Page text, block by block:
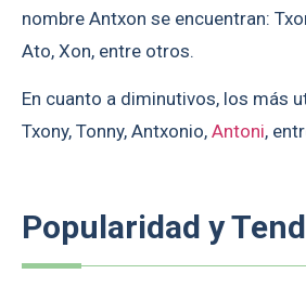
nombre Antxon se encuentran:
Ato, Xon, entre otros.
En cuanto a diminutivos, los más
Txony, Tonny, Antxonio, Antoni,
Popularidad y